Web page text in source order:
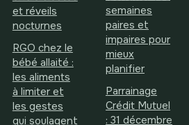
et réveils
nocturnes
RGO chez le
bébé allaité :
les aliments
à limiter et
les gestes
qui soulagent
semaines
paires et
impaires pour
mieux
planifier
Parrainage
Crédit Mutuel
: 31 décembre